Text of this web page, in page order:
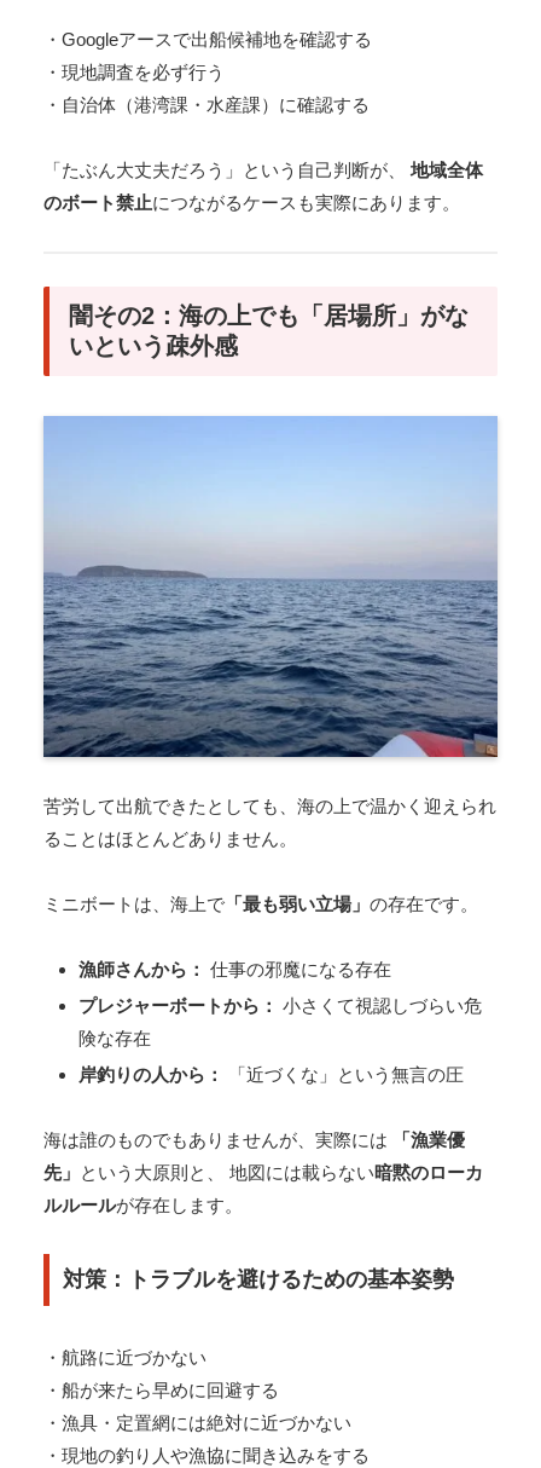
・Googleアースで出船候補地を確認する
・現地調査を必ず行う
・自治体（港湾課・水産課）に確認する
「たぶん大丈夫だろう」という自己判断が、 地域全体
のボート禁止につながるケースも実際にあります。
闇その2：海の上でも「居場所」がな
いという疎外感
苦労して出航できたとしても、海の上で温かく迎えられ
ることはほとんどありません。
ミニボートは、海上で 「最も弱い立場」 の存在です。
漁師さんから： 仕事の邪魔になる存在
プレジャーボートから： 小さくて視認しづらい危
険な存在
岸釣りの人から：
「近づくな」という無言の圧
海は誰のものでもありませんが、実際には
「漁業優
先」 という大原則と、 地図には載らない暗黙のローカ
ルルールが存在します。
対策：トラブルを避けるための基本姿勢
・航路に近づかない
・船が来たら早めに回避する
・漁具・定置網には絶対に近づかない
・現地の釣り人や漁協に聞き込みをする